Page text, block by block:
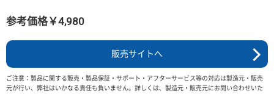
参考価格￥4,980
販売サイトへ
ご注意：製品に関する販売・製品保証・サポート・アフターサービス等の対応は製造元・販売
元が行い、弊社はいかなる責任も負いません。詳しくは、製造元・販売元にお問い合わせいた